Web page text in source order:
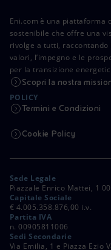
Eni.com è una piattaforma
sostenibile che offre una
rivolge a tutti,
valori, l’impegno e le
per la transizione
Scopri la nostra
POLICY
Termini e Condizioni
Cookie Policy
Sede Legale
Piazzale Enrico Mattei, 1
Capitale Sociale
€ 4.005.358.876,00 i.v.
Partita IVA
n. 00905811006
Sedi Secondarie
Via Emilia, 1 e Piazza Ezio